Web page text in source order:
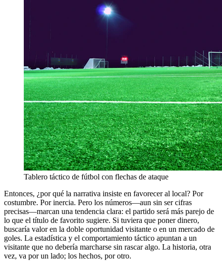
Tablero táctico de fútbol con flechas de ataque
Entonces, ¿por qué la narrativa insiste en favorecer al local? Por
costumbre. Por inercia. Pero los números—aun sin ser cifras
precisas—marcan una tendencia clara: el partido será más parejo de
lo que el título de favorito sugiere. Si tuviera que poner dinero,
buscaría valor en la doble oportunidad visitante o en un mercado de
goles. La estadística y el comportamiento táctico apuntan a un
visitante que no debería marcharse sin rascar algo. La historia, otra
vez, va por un lado; los hechos, por otro.